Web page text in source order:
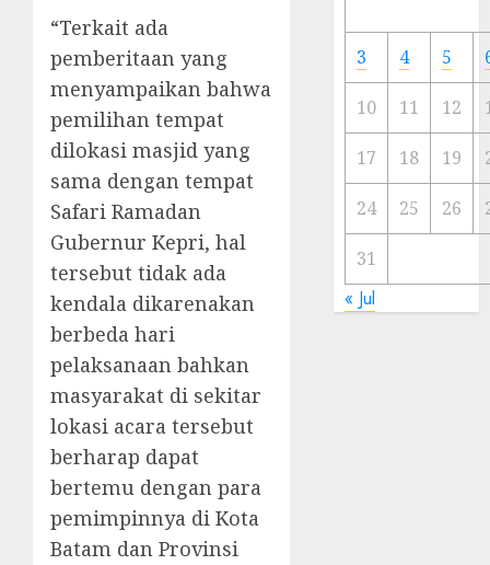
“Terkait ada
pemberitaan yang
menyampaikan bahwa
pemilihan tempat
dilokasi masjid yang
sama dengan tempat
Safari Ramadan
Gubernur Kepri, hal
tersebut tidak ada
kendala dikarenakan
berbeda hari
pelaksanaan bahkan
masyarakat di sekitar
lokasi acara tersebut
berharap dapat
bertemu dengan para
pemimpinnya di Kota
Batam dan Provinsi
Ibu
Kota
23/11/
3 4 5
10 11 12
17 18 19
24 25 26
31
« Jul